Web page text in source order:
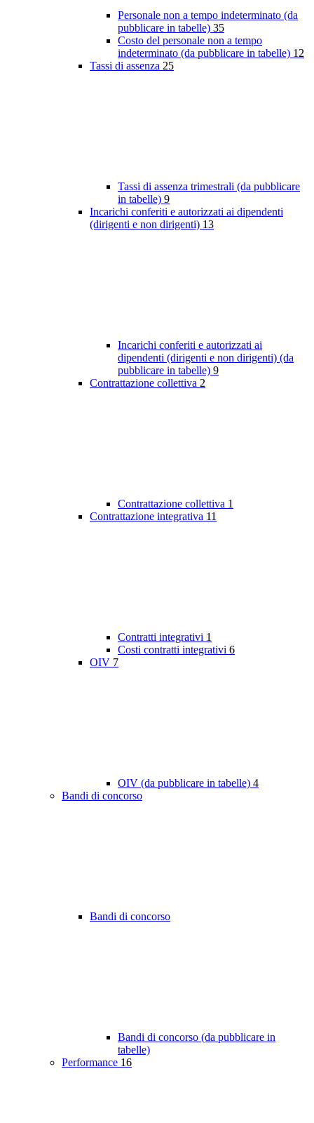
Personale non a tempo indeterminato (da
pubblicare in tabelle) 35
Costo del personale non a tempo
indeterminato (da pubblicare in tabelle) 12
Tassi di assenza 25
Tassi di assenza trimestrali (da pubblicare
in tabelle) 9
Incarichi conferiti e autorizzati ai dipendenti
(dirigenti e non dirigenti) 13
Incarichi conferiti e autorizzati ai
dipendenti (dirigenti e non dirigenti) (da
pubblicare in tabelle) 9
Contrattazione collettiva 2
Contrattazione collettiva 1
Contrattazione integrativa 11
Contratti integrativi 1
Costi contratti integrativi 6
OIV 7
OIV (da pubblicare in tabelle) 4
Bandi di concorso
Bandi di concorso
Bandi di concorso (da pubblicare in
tabelle)
Performance 16